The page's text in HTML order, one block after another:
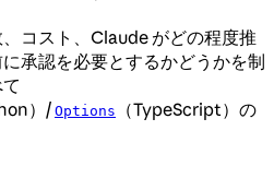
コスト、Claude がどの程度推
承認を必要とするかどうかを制
）/ Options
（TypeScript）の